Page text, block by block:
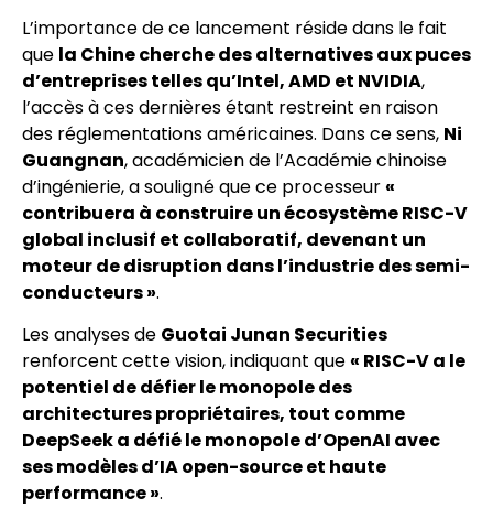
L’importance de ce lancement réside dans le fait
que la Chine cherche des alternatives aux puces
d’entreprises telles qu’Intel, AMD et NVIDIA,
l’accès à ces dernières étant restreint en raison
des réglementations américaines. Dans ce sens, Ni
Guangnan, académicien de l’Académie chinoise
d’ingénierie, a souligné que ce processeur «
contribuera à construire un écosystème RISC-V
global inclusif et collaboratif, devenant un
moteur de disruption dans l’industrie des semi-
conducteurs ».
Les analyses de Guotai Junan Securities
renforcent cette vision, indiquant que « RISC-V a le
potentiel de défier le monopole des
architectures propriétaires, tout comme
DeepSeek a défié le monopole d’OpenAI avec
ses modèles d’IA open-source et haute
performance ».